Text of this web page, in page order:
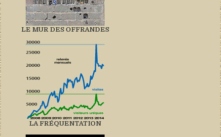
LE MUR DES OFFRANDES
LA FRÉQUENTATION